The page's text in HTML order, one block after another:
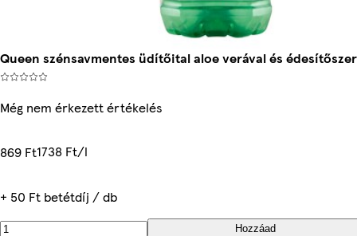
Queen szénsavmentes üdítőital aloe verával és
Még nem érkezett értékelés
869 Ft1738 Ft/l
+ 50 Ft betétdíj / db
Hozzáad